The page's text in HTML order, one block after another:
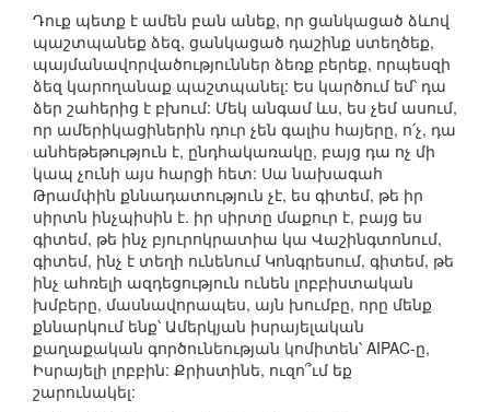
Դուք պետք է ամեն բան անեք, որ ցանկացած ձևով
պաշտպանեք ձեզ, ցանկացած դաշինք ստեղծեք,
պայմանավորվածություններ ձեռք բերեք, որպեսզի
ձեզ կարողանաք պաշտպանել: Ես կարծում եմ՝ դա
ձեր շահերից է բխում: Մեկ անգամ ևս, ես չեմ ասում,
որ ամերիկացիներին դուր չեն գալիս հայերը, ո՛չ, դա
անհեթեթություն է, ընդհակառակը, բայց դա ոչ մի
կապ չունի այս հարցի հետ: Սա նախագահ
Թրամփին քննադատություն չէ, ես գիտեմ, թե իր
սիրտն ինչպիսին է. իր սիրտը մաքուր է, բայց ես
գիտեմ, թե ինչ բյուրոկրատիա կա Վաշինգտոնում,
գիտեմ, ինչ է տեղի ունենում Կոնգրեսում, գիտեմ, թե
ինչ ահռելի ազդեցություն ունեն լոբբիստական
խմբերը, մասնավորապես, այն խումբը, որը մենք
քննարկում ենք՝ Ամերկյան իսրայելական
քաղաքական գործունեության կոմիտեն՝ AIPAC-ը,
Իսրայելի լոբբին: Քրիստինե, ուզո՞ւմ եք
շարունակել: